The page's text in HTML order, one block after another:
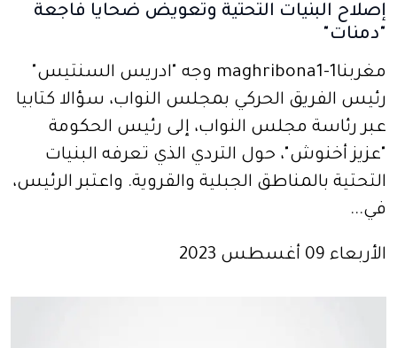
إصلاح البنيات التحتية وتعويض ضحايا فاجعة
"دمنات"
مغربنا1-maghribona1 وجه "ادريس السنتيس"
رئيس الفريق الحركي بمجلس النواب، سؤالا كتابيا
عبر رئاسة مجلس النواب، إلى رئيس الحكومة
"عزيز أخنوش"، حول التردي الذي تعرفه البنيات
التحتية بالمناطق الجبلية والقروية. واعتبر الرئيس،
في...
الأربعاء 09 أغسطس 2023